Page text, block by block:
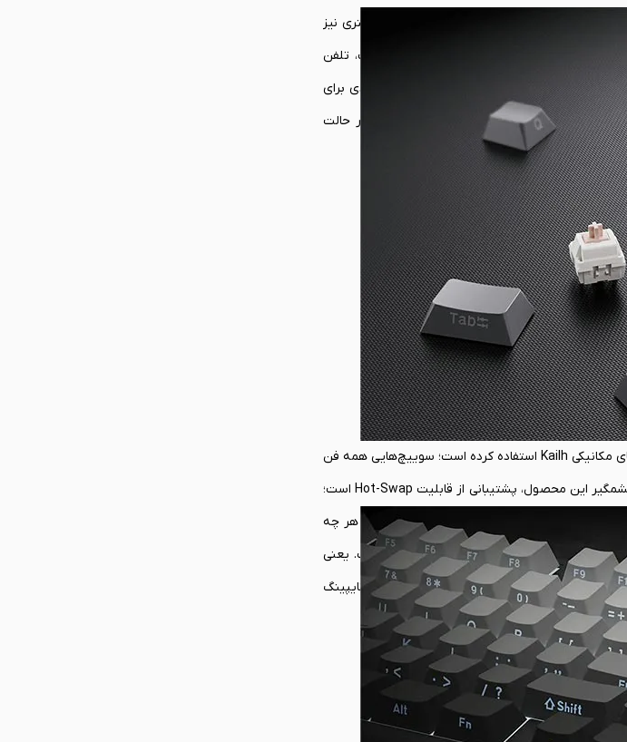
عادی جوابگو باشد و صدالبته شارژ کمتری نیز
را به لپ‌تاپ گیمینگ، تبلت، تلفن
این کیبورد از نظر باتری هم حرف‌های زیادی برای
برای چندین روز استفاده فشرده را داراست. ناگفته نماند که در حالت
GravaStar در طراحی کیبورد بی سیم گیمینگ گراواستار GravaStar Mercury K1 Wireless، از سوئیچ‌های مکانیکی Kailh استفاده کرده است؛ سوییچ‌هایی همه فن
حریف که به واسطه عمر طولانی و پاسخ‌دهی سریع و دقیق شناخته می‌شود. از طرفی یکی از ویژگی‌های چشمگیر این محصول، پشتیبانی از قابلیت Hot-Swap است؛
این قابلیت هم یک گام جدی‌ برای شخصی‌سازی هر چه
بیشتر کیبوردهای موجود در بازار به حساب می‌آید. همچنین باید گفت که در ساختار داخلی این کیبورد هم از طراحی Gasket-Mount استفاده شده است. یعنی
کم سر و صداترین تجربه حرفه‌ای گیمینگ و تایپینگ